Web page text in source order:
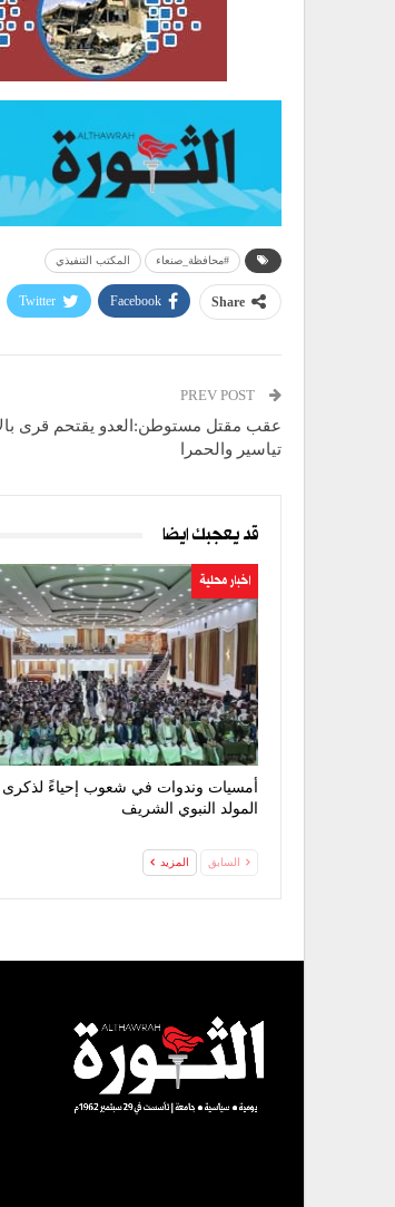
#محافظة_صنعاء المكتب التنفيذي
Share
Facebook
Twitter
عقب مقتل مستوطن:العدو يقتحم قرى
تياسير والحمرا
قد يعجبك ايضا
اخبار محلية
أمسيات وندوات في شعوب إحياءً لذكرى
المولد النبوي الشريف
السابق المزيد